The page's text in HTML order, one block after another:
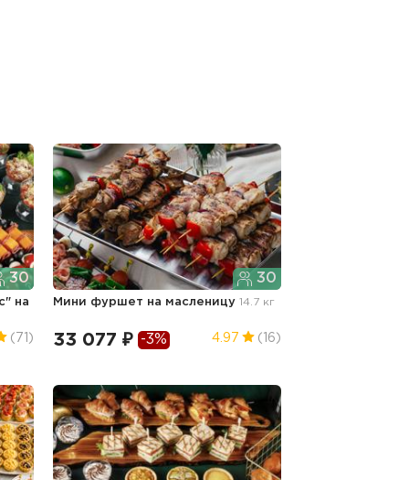
30
на
(71)
30
Мини фуршет на масленицу 14.7 кг
33 077 ₽ -3% 4.97 (16)